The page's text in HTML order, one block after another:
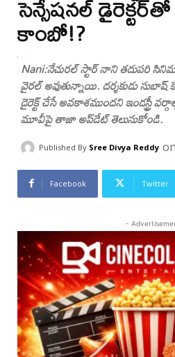
సెన్సేషనల్ డైరెక్టర్‌తో
కాంబో!?
Nani:నేచురల్ స్టార్ నాని తదుపరి
వైరల్ అవుతున్నాయి. దర్శకుడు సుబాష్
డైరెక్ట్ చేసే అవకాశముందని ఇండస్ట్రీ
మూవీపై తాజా అప్‌డేట్ తెలుసుకోండి.
Published By Sree Divya Reddy on
Facebook Twitter
-